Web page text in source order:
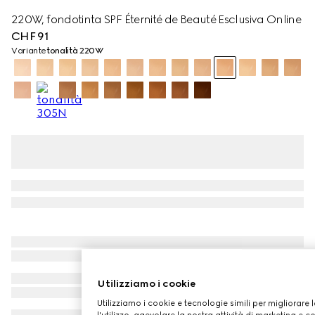
220W, fondotinta SPF Éternité de Beauté Esclusiva Online
CHF 91
Variantetonalità 220W
Utilizziamo i cookie
Utilizziamo i cookie e tecnologie simili per migliorare